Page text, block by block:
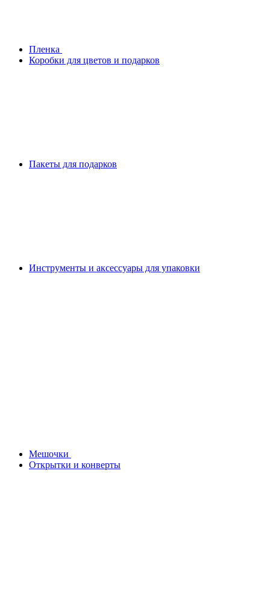
Плeнка
Коробки для цветов и подарков
Пакеты для подарков
Инструменты и аксессуары для упаковки
Мешочки
Открытки и конверты